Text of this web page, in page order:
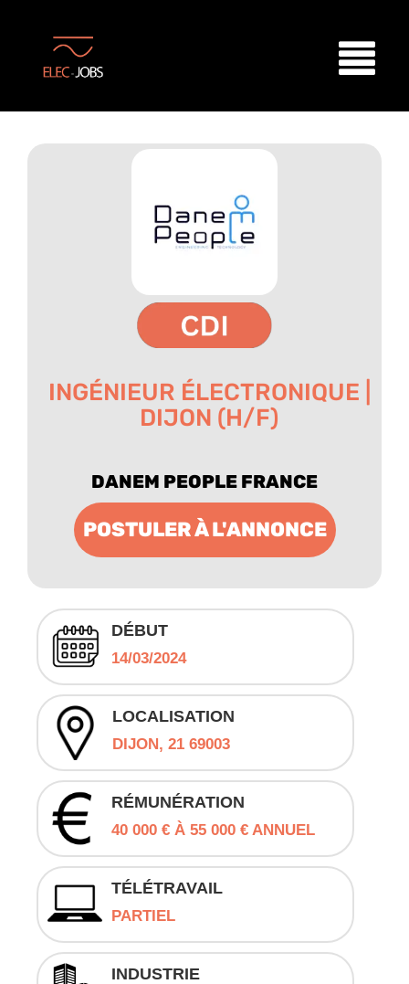
INGÉNIEUR ÉLECTRONIQUE |
DIJON (H/F)
DANEM PEOPLE FRANCE
POSTULER À L'ANNONCE
DÉBUT
14/03/2024
LOCALISATION
DIJON, 21 69003
RÉMUNÉRATION
40 000 € À 55 000 € ANNUEL
TÉLÉTRAVAIL
PARTIEL
INDUSTRIE